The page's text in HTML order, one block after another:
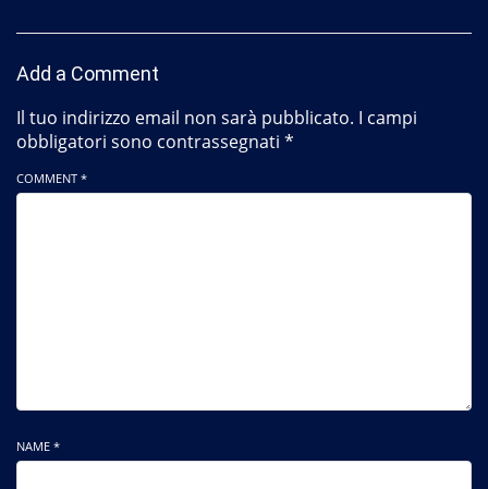
Add a Comment
Il tuo indirizzo email non sarà pubblicato. I campi
obbligatori sono contrassegnati *
COMMENT *
NAME *